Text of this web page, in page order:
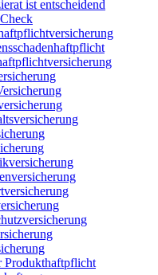
ist entscheidend
Produkthaftpflicht